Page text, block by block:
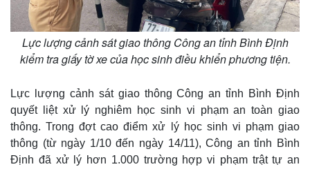
Lực lượng cảnh sát giao thông Công an tỉnh Bình Định
kiểm tra giấy tờ xe của học sinh điều khiển phương tiện.
Lực lượng cảnh sát giao thông Công an tỉnh Bình Định
quyết liệt xử lý nghiêm học sinh vi phạm an toàn giao
thông. Trong đợt cao điểm xử lý học sinh vi phạm giao
thông (từ ngày 1/10 đến ngày 14/11), Công an tỉnh Bình
Định đã xử lý hơn 1.000 trường hợp vi phạm trật tự an